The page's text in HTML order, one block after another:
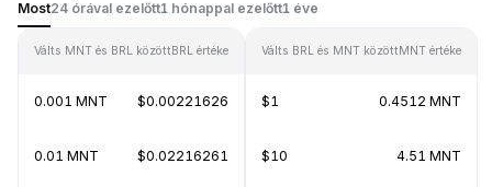
Most24 órával ezelőtt1 hónappal ezelőtt1 éve
Válts MNT és BRL közöttBRL értéke
0.001 MNT $0.00221626
0.01 MNT $0.02216261
Válts BRL és MNT közöttMNT értéke
$1 0.4512 MNT
$10 4.51 MNT